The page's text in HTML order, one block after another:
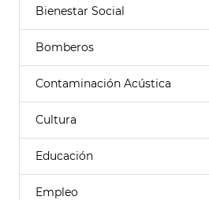
Bienestar Social
Bomberos
Contaminación Acústica
Cultura
Educación
Empleo